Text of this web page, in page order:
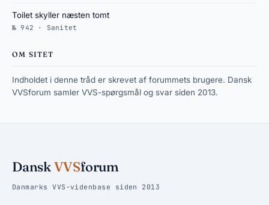
Toilet skyller næsten tomt
№ 942 · Sanitet
OM SITET
Indholdet i denne tråd er skrevet af forummets brugere. Dansk
VVSforum samler VVS-spørgsmål og svar siden 2013.
DanskVVSforum
Danmarks VVS-videnbase siden 2013